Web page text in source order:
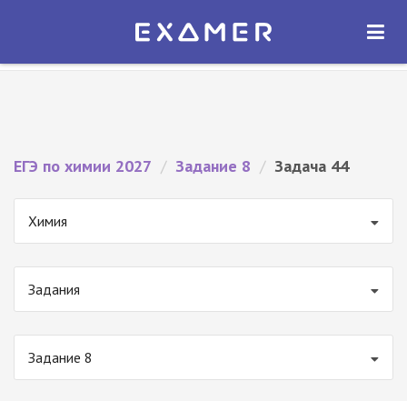
Экзамер — ЕГЭ 2027
ОТКРЫТЬ
ЕГЭ по химии 2027 / Задание 8 / Задача 44
Химия
Задания
Задание 8